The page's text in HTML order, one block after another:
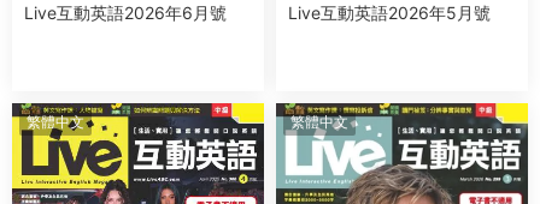
Live互動英語2026年6月號 Live互動英語2026年5月號
繁體中文 繁體中文